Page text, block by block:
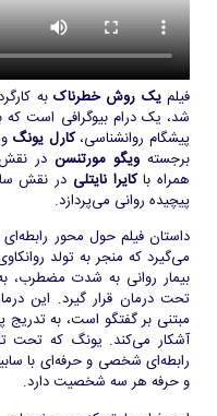
فیلمیک روش خطرناکبه
شد، یک درام بیوگرافی است که
پیشگام روانشناسی،کارل یونگ و
برجسته ویگو مورتنسندر
همراه باکایرا نایتلی در نقش
پیچیده روانی می‌پردازد.
داستان فیلم حول محور
می‌گیرد که منجر به تولد
بیمار روانی به شدت مضطرب،
تحت درمان قرار گیرد. این
مبتنی بر گفتگو است، به تدریج
آشکار می‌کند. یونگ که تحت
رابطه‌ای شخصی و حرفه‌ای با
و حرفه هر سه شخصیت دارد.